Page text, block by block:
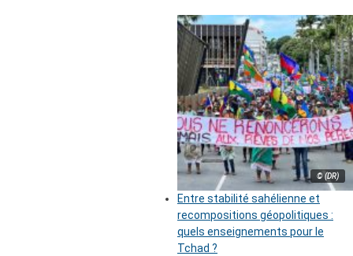
© (DR)
Entre stabilité sahélienne et
recompositions géopolitiques :
quels enseignements pour le
Tchad ?